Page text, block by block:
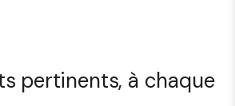
pertinents, à chaque